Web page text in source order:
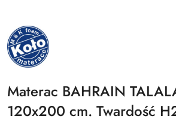
NAZWA
PRODUCENTA:
MKFOAM
Materac BAHRAIN
120x200 cm. Twardość